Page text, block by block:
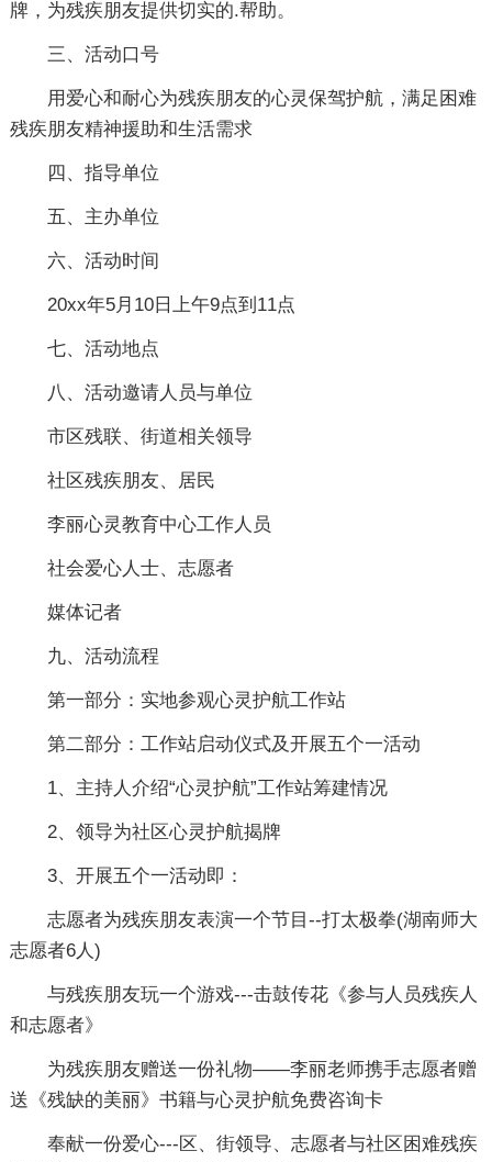
牌，为残疾朋友提供切实的.帮助。
三、活动口号
用爱心和耐心为残疾朋友的心灵保驾护航，满足困难
残疾朋友精神援助和生活需求
四、指导单位
五、主办单位
六、活动时间
20xx年5月10日上午9点到11点
七、活动地点
八、活动邀请人员与单位
市区残联、街道相关领导
社区残疾朋友、居民
李丽心灵教育中心工作人员
社会爱心人士、志愿者
媒体记者
九、活动流程
第一部分：实地参观心灵护航工作站
第二部分：工作站启动仪式及开展五个一活动
1、主持人介绍“心灵护航”工作站筹建情况
2、领导为社区心灵护航揭牌
3、开展五个一活动即：
志愿者为残疾朋友表演一个节目--打太极拳(湖南师大
志愿者6人)
与残疾朋友玩一个游戏---击鼓传花《参与人员残疾人
和志愿者》
为残疾朋友赠送一份礼物——李丽老师携手志愿者赠
送《残缺的美丽》书籍与心灵护航免费咨询卡
奉献一份爱心---区、街领导、志愿者与社区困难残疾